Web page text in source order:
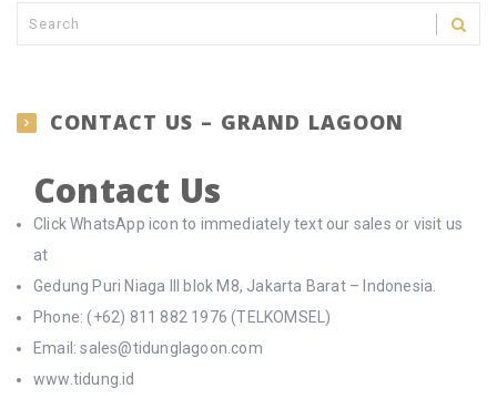
CONTACT US – GRAND LAGOON
Contact Us
Click WhatsApp icon to immediately text our sales or visit us
at
Gedung Puri Niaga III blok M8, Jakarta Barat – Indonesia.
Phone: (+62) 811 882 1976 (TELKOMSEL)
Email: sales@tidunglagoon.com
www.tidung.id